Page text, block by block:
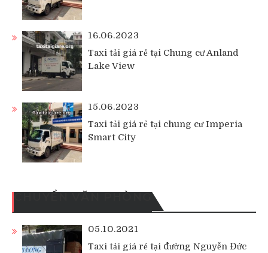
16.06.2023
Taxi tải giá rẻ tại Chung cư Anland
Lake View
15.06.2023
Taxi tải giá rẻ tại chung cư Imperia
Smart City
05.10.2021
Taxi tải giá rẻ tại đường Nguyễn Đức